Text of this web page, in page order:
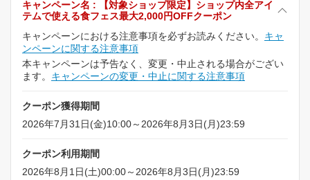
キャンペーン名 : 【対象ショップ限定】ショップ内全アイ
テムで使える食フェス最大2,000円OFFクーポン
キャンペーンにおける注意事項を必ずお読みください。 キャ
ンペーンに関する注意事項
本キャンペーンは予告なく、変更・中止される場合がござい
ます。 キャンペーンの変更・中止に関する注意事項
クーポン獲得期間
2026年7月31日(金)10:00～2026年8月3日(月)23:59
クーポン利用期間
2026年8月1日(土)00:00～2026年8月3日(月)23:59